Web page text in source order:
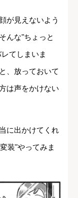
が見えないよう
んな"ちょっと
てしまいま
、放っておいて
は声をかけない
に出かけてくれ
装"やってみま